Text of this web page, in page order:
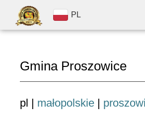
PL
Gmina Proszowice
pl | małopolskie |